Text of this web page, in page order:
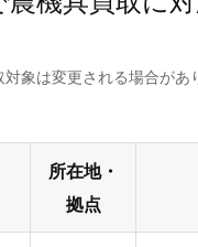
象は変更される場合が
所在地・
拠点